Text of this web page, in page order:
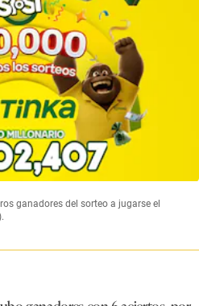
ganadores del sorteo a jugarse el